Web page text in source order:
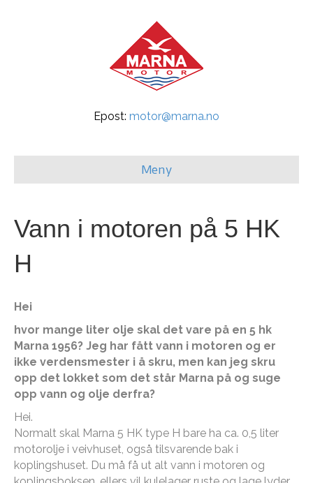
Epost: motor@marna.no
Meny
Vann i motoren på 5 HK
H
Hei
hvor mange liter olje skal det vare på en 5 hk
Marna 1956? Jeg har fått vann i motoren og er
ikke verdensmester i å skru, men kan jeg skru
opp det lokket som det står Marna på og suge
opp vann og olje derfra?
Hei.
Normalt skal Marna 5 HK type H bare ha ca. 0,5 liter
motorolje i veivhuset, også tilsvarende bak i
koplingshuset. Du må få ut alt vann i motoren og